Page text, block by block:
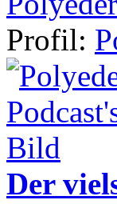
Profil:
Der